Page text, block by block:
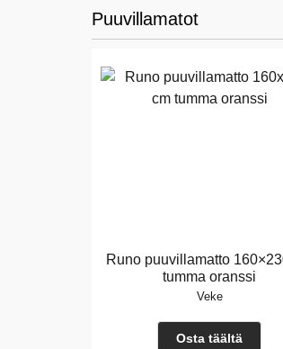
Puuvillamatot
Runo puuvillamatto
tumma oranssi
Veke
Osta täältä